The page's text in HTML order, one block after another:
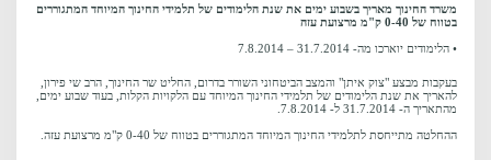
משרד החינוך מאריך בשבוע ימים את שנת הלימודים של תלמידי החינוך המיוחד המתגוררים
בטווח של 0-40 ק"מ מרצועת עזה
• הלימודים יוארכו מה- 31.7.2014 – 7.8.2014
בעקבות מבצע "צוק איתן" והמצב הביטחוני השורר בדרום, החליט שר החינוך, הרב שי פירון,
להאריך את שנת הלימודים של תלמידי החינוך המיוחד עם הלקויות הקלות, בעוד שבוע ימים,
מהתאריך ה- 31.7.2014 ל- 7.8.2014.
ההחלטה מתייחסת לתלמידי החינוך המיוחד המתגוררים בטווח של 0-40 ק"מ מרצועת עזה.